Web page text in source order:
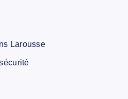
Larousse